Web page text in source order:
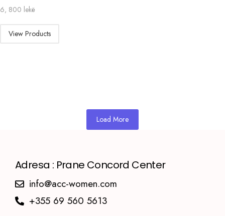
6, 800 lekë
View Products
Load More
Adresa : Prane Concord Center
info@acc-women.com
+355 69 560 5613